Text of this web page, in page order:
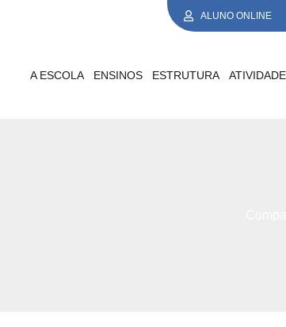
ALUNO ONLINE
A ESCOLA ENSINOS ESTRUTURA